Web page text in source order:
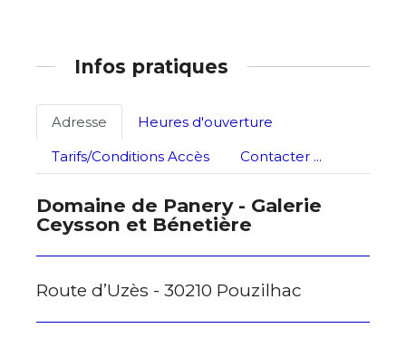
Infos pratiques
Adresse
Heures d'ouverture
Tarifs/Conditions Accès
Contacter ...
Domaine de Panery - Galerie
Ceysson et Bénetière
Route d’Uzès - 30210 Pouzilhac